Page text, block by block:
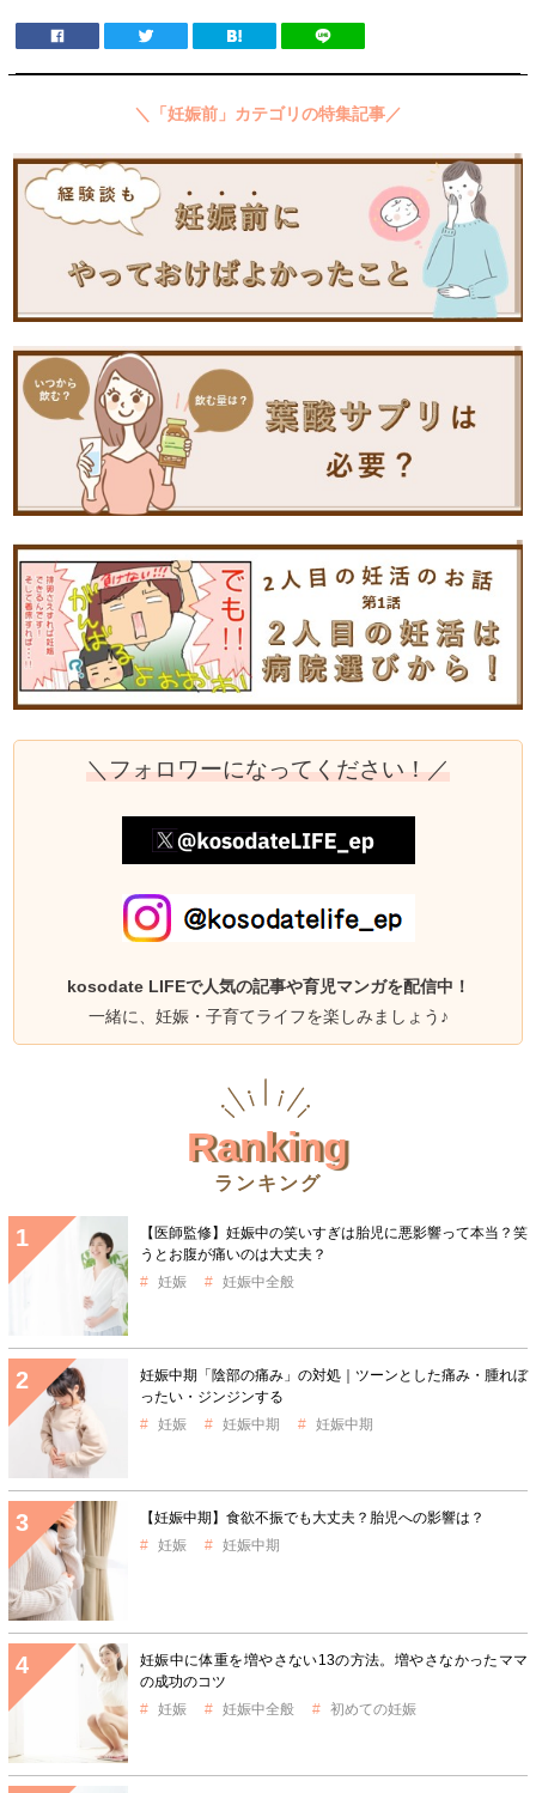
＼「妊娠前」カテゴリの特集記事／
＼フォロワーになってください！／
kosodate LIFEで人気の記事や育児マンガを配信中！
一緒に、妊娠・子育てライフを楽しみましょう♪
Ranking
ランキング
【医師監修】妊娠中の笑いすぎは胎児に悪影響って本当？笑
うとお腹が痛いのは大丈夫？
妊娠
妊娠中全般
妊娠中期「陰部の痛み」の対処｜ツーンとした痛み・腫れぼ
ったい・ジンジンする
妊娠
妊娠中期 妊娠中期
【妊娠中期】食欲不振でも大丈夫？胎児への影響は？
妊娠
妊娠中期
妊娠中に体重を増やさない13の方法。増やさなかったママ
の成功のコツ
妊娠
妊娠中全般 初めての妊娠